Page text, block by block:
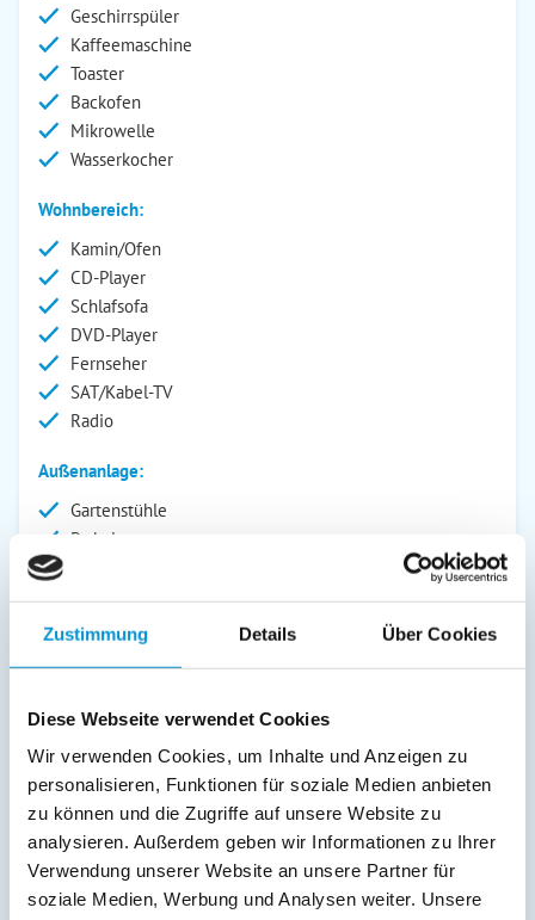
Zustimmung Details Über Cookies
Diese Webseite verwendet Cookies
Wir verwenden Cookies, um Inhalte und Anzeigen zu
personalisieren, Funktionen für soziale Medien anbieten
zu können und die Zugriffe auf unsere Website zu
analysieren. Außerdem geben wir Informationen zu Ihrer
Verwendung unserer Website an unsere Partner für
soziale Medien, Werbung und Analysen weiter. Unsere
Geschirrspüler
Kaffeemaschine
Toaster
Backofen
Mikrowelle
Wasserkocher
Wohnbereich:
Kamin/Ofen
CD-Player
Schlafsofa
DVD-Player
Fernseher
SAT/Kabel-TV
Radio
Außenanlage:
Gartenstühle
Parkplatz
Abstellraum
Service:
Sonstiges:
Filterkaffeemaschine Zweites Schlafzimmer auf offener
Galerie, Schlafcouch im Durchgangszimmer zur Galerie
benötigte Bettlaken: 1x 1,60 x 2,00 m, 1 x 1,80 x 2,00 m 2
PKW Stellplätze Kinderfreundlich, Babyreisebett und